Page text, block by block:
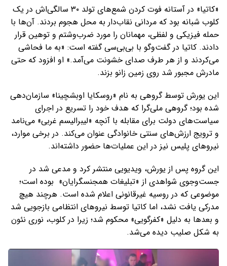
«کاتیا» در آستانه فوت کردن شمع‌های تولد ۳۰ سالگی‌اش در یک
کلوب شبانه بود که مردانی نقاب‌دار به محل هجوم بردند. آن‌ها با
حمله فیزیکی و لفظی، مهمانان را مورد ضرب‌وشتم و توهین قرار
دادند. کاتیا در گفت‌وگو با بی‌بی‌سی گفته است: «به ما فحاشی
می‌کردند و از هر طرف صدای خشونت می‌آمد.» او افزود که حتی
مادرش مجبور شد روی زمین زانو بزند.
این یورش توسط گروهی به نام «روسکایا اوبشچینا» سازمان‌دهی
شده بود؛ گروهی ملی‌گرا که هدف خود را تسریع در اجرای
سیاست‌های دولت برای مقابله با آنچه «لیبرالیسم غربی» می‌نامد
و ترویج ارزش‌های سنتی خانوادگی عنوان می‌کند. در برخی موارد،
نیروهای پلیس نیز در این عملیات‌ها حضور داشته‌اند.
این گروه پس از یورش، ویدیویی منتشر کرد و مدعی شد در
جست‌وجوی شواهدی از «تبلیغات همجنسگرایان» بوده است؛
موضوعی که در روسیه غیرقانونی اعلام شده است. هرچند هیچ
مدرکی یافت نشد، اما کاتیا توسط نیروهای انتظامی بازجویی شد
و بعدها به دلیل «کفرگویی» محکوم شد؛ زیرا در کلوب، نوری نئون
به شکل صلیب دیده می‌شد.